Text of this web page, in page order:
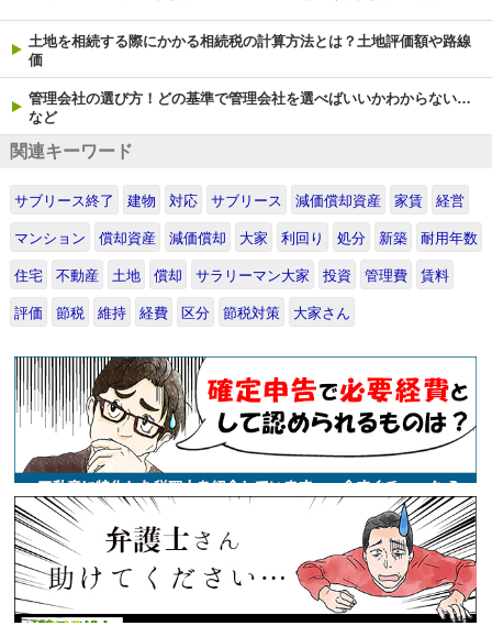
土地を相続する際にかかる相続税の計算方法とは？土地評価額や路線
価
管理会社の選び方！どの基準で管理会社を選べばいいかわからない…
など
関連キーワード
サブリース終了 建物 対応 サブリース 減価償却資産 家賃 経営
マンション 償却資産 減価償却 大家 利回り 処分 新築 耐用年数
住宅 不動産 土地 償却 サラリーマン大家 投資 管理費 賃料
評価 節税 維持 経費 区分 節税対策 大家さん